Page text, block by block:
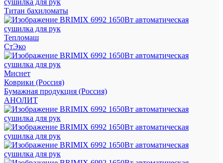
Титан бахиломаты
Тепломаш
СтЭко
Миснет
Коврики (Россия)
Бумажная продукция (Россия)
АНОЛИТ